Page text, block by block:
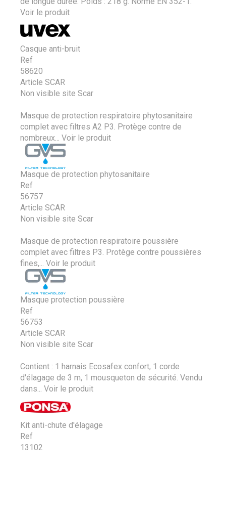
Voir le produit
Casque anti-bruit
Ref
58620
Article SCAR
Non visible site Scar
Masque de protection respiratoire phytosanitaire
complet avec filtres A2 P3. Protège contre de
nombreux...
Voir le produit
Masque de protection phytosanitaire
Ref
56757
Article SCAR
Non visible site Scar
Masque de protection respiratoire poussière
complet avec filtres P3. Protège contre poussières
fines,...
Voir le produit
Masque protection poussière
Ref
56753
Article SCAR
Non visible site Scar
Contient : 1 harnais Ecosafex confort, 1 corde
d'élagage de 3 m, 1 mousqueton de sécurité. Vendu
dans...
Voir le produit
Kit anti-chute d'élagage
Ref
13102